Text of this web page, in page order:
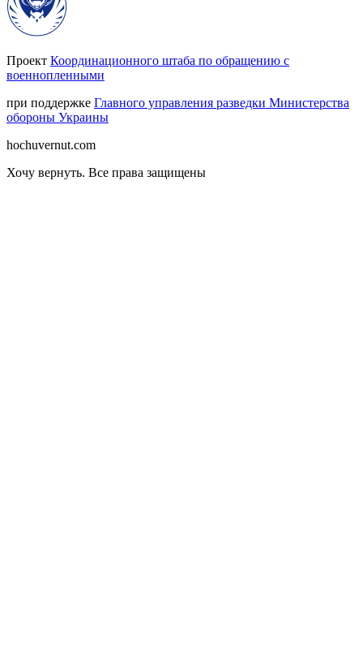
Проект Координационного штаба по обращению с
военнопленными
при поддержке Главного управления разведки Министерства
обороны Украины
hochuvernut.com
Хочу вернуть. Все права защищены